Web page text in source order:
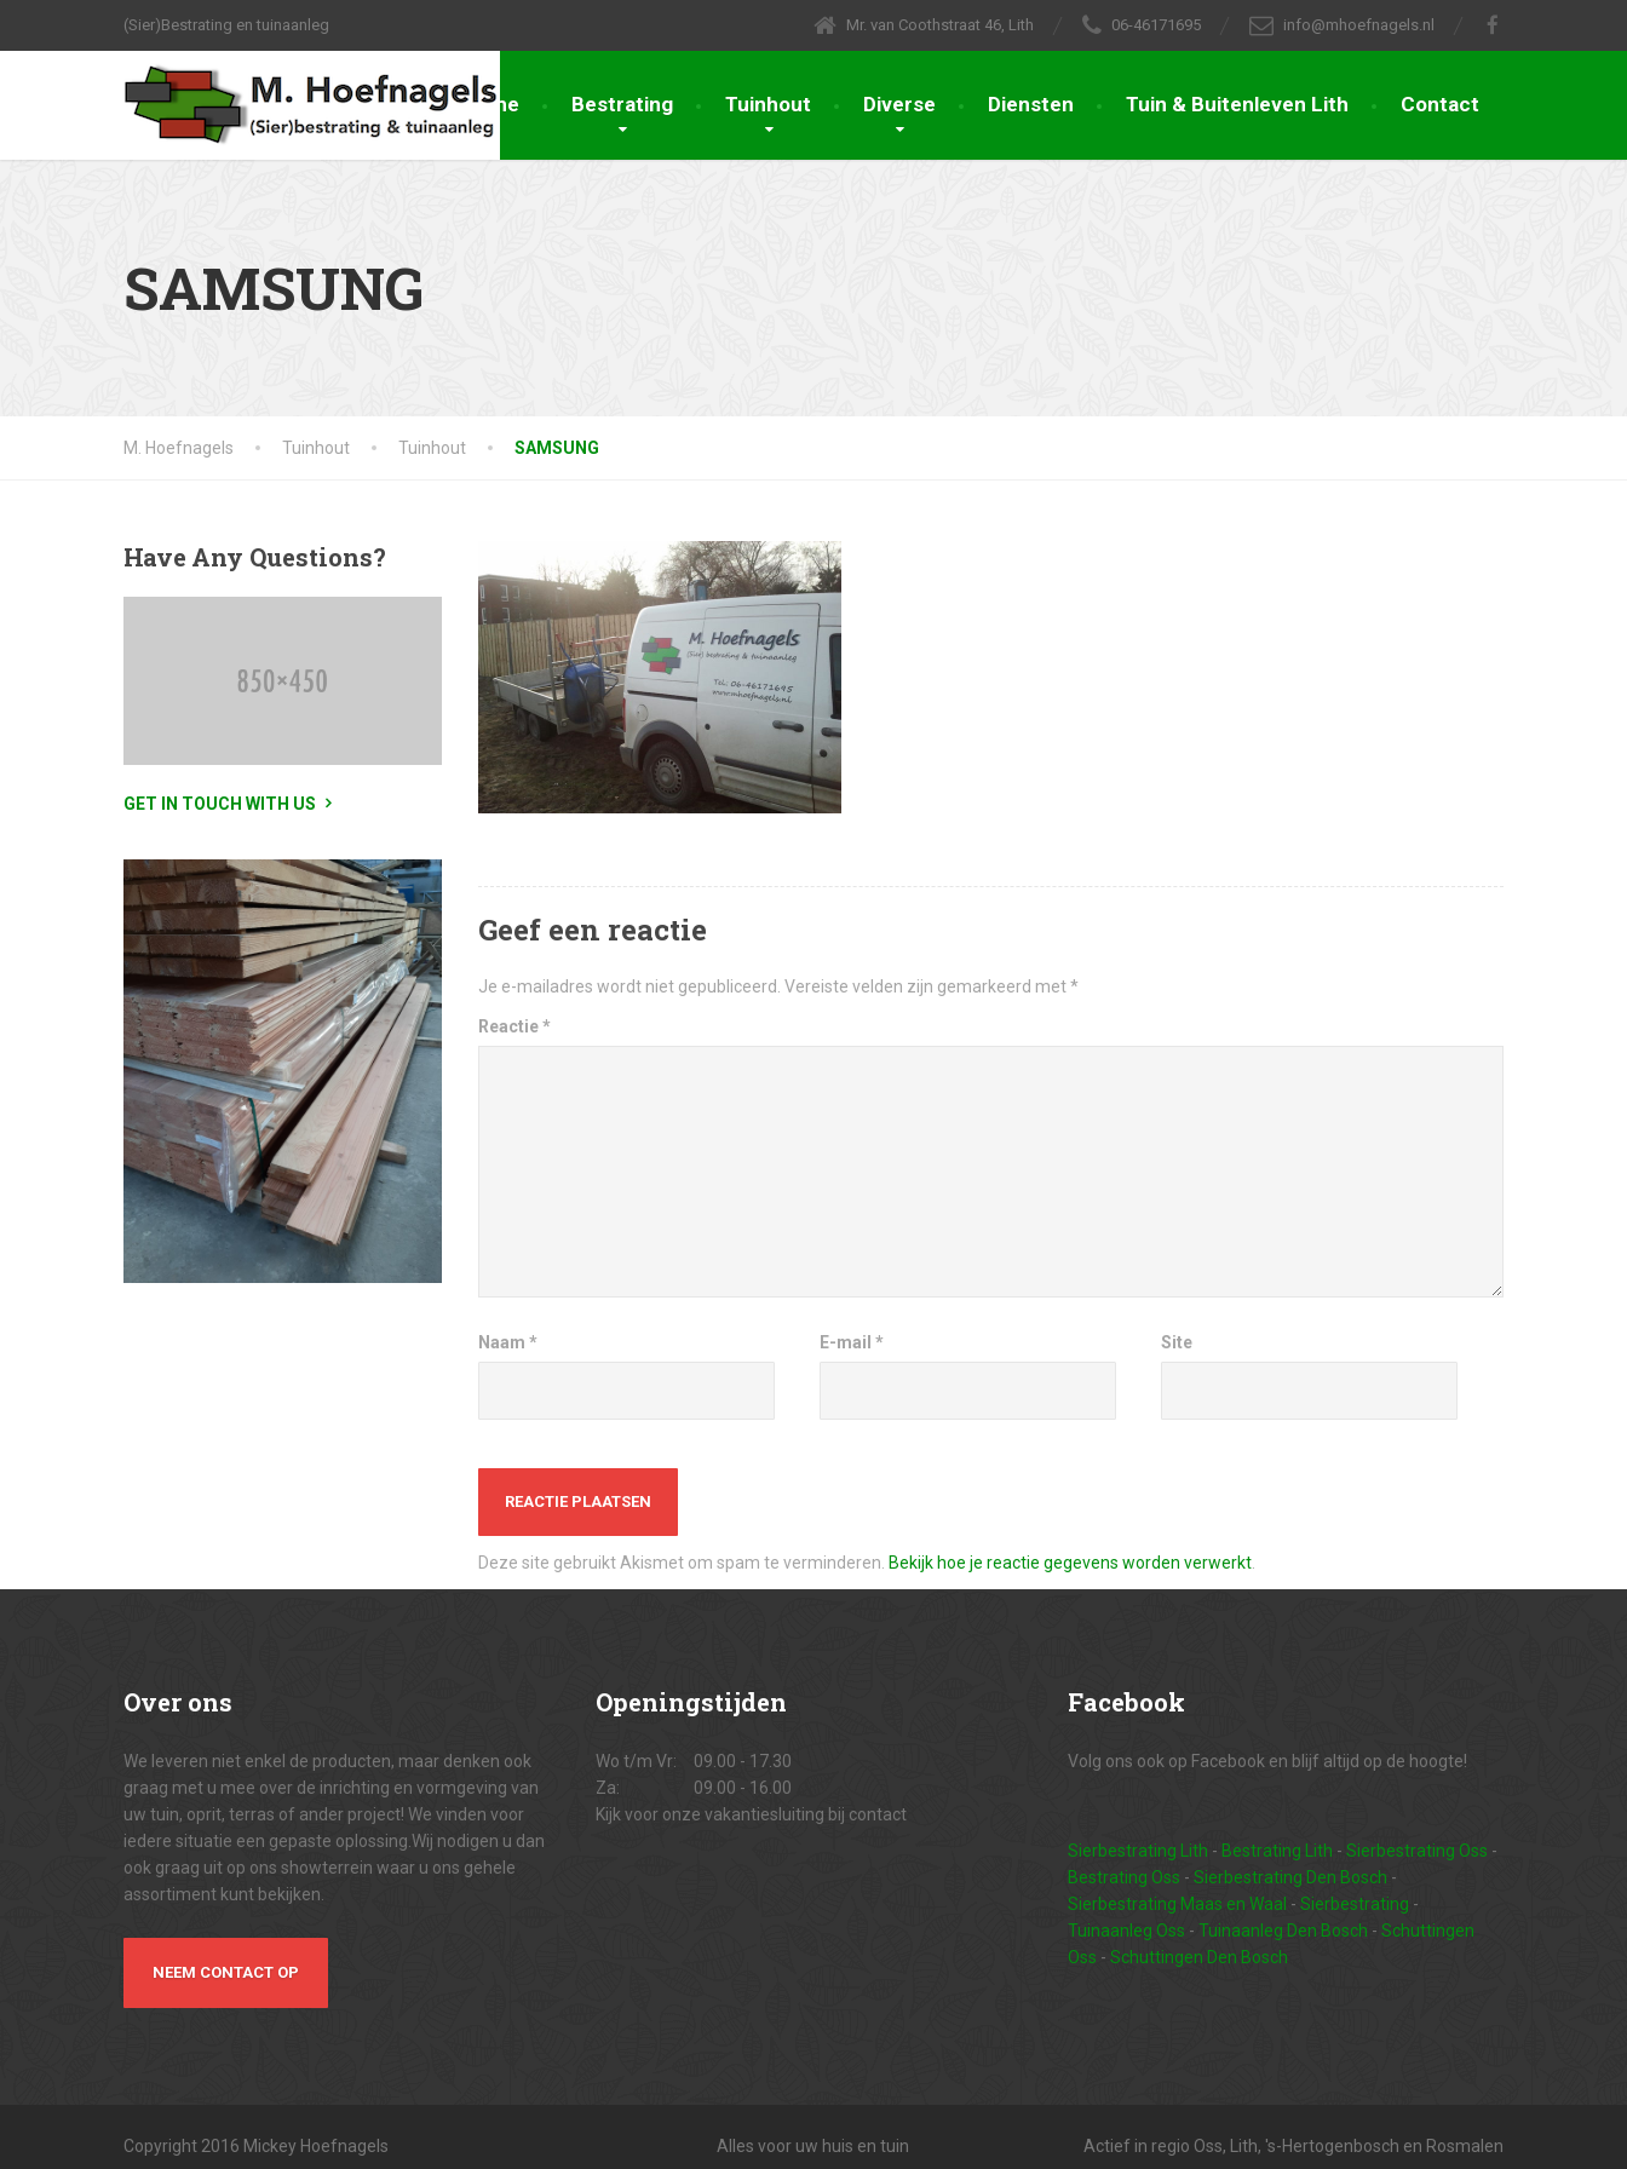
(Sier)Bestrating en tuinaanleg Mr. van Coothstraat 46, Lith 06-46171695 info@mhoefnagels.nl
Home Bestrating Tuinhout Diverse Diensten Tuin & Buitenleven Lith Contact
SAMSUNG
M. Hoefnagels Tuinhout Tuinhout SAMSUNG
Geef een reactie
Je e-mailadres wordt niet gepubliceerd. Vereiste velden zijn gemarkeerd met*
Reactie*
Naam * E-mail * Site
Deze site gebruikt Akismet om spam te verminderen. Bekijk hoe je reactie gegevens worden verwerkt.
HaveAny Questions?
GET IN TOUCH WITH US
Over ons
We leveren niet enkel de producten, maar denken ook
graag met u mee over de inrichting en vormgeving van
uw tuin, oprit, terras of ander project! We vinden voor
iedere situatie een gepaste oplossing.Wij nodigen u dan
ook graag uit op ons showterrein waar u ons gehele
assortiment kunt bekijken.
NEEM CONTACT OP
Openingstijden
Wo t/m Vr:
09.00 - 17.30
Za:
09.00 - 16.00
Kijk voor onze vakantiesluiting bij contact
Facebook
Volg ons ook op Facebook en blijf altijd op de hoogte!
Sierbestrating Lith - Bestrating Lith - Sierbestrating Oss -
Bestrating Oss - Sierbestrating Den Bosch -
Sierbestrating Maas en Waal - Sierbestrating -
Tuinaanleg Oss - Tuinaanleg Den Bosch - Schuttingen
Oss - Schuttingen Den Bosch
Copyright 2016 Mickey Hoefnagels Alles voor uw huis en tuin Actief in regio Oss, Lith, 's-Hertogenbosch en Rosmalen